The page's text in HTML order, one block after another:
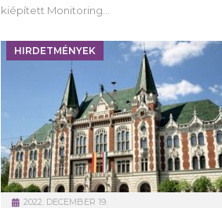
kiépített Monitoring…
HIRDETMÉNYEK
2022. DECEMBER 19.